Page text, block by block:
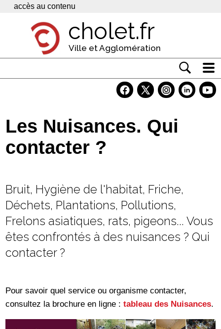
Panneau de gestion des cookies
accès au contenu
cholet.fr
Ville et Agglomération
Economie
Services
Les Nuisances. Qui
contacter ?
Bruit, Hygiène de l'habitat, Friche,
Déchets, Plantations, Pollutions,
Frelons asiatiques, rats, pigeons... Vous
êtes confrontés à des nuisances ? Qui
contacter ?
Pour savoir quel service ou organisme contacter,
consultez la brochure en ligne :tableau des Nuisances.